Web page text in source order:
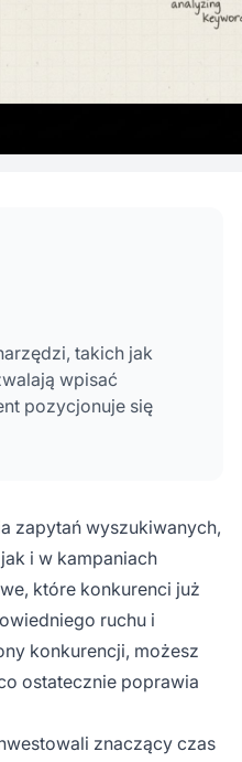
takich jak
wpisać
pozycjonuje się
zapytań wyszukiwanych,
i w kampaniach
które konkurenci już
ruchu i
konkurencji, możesz
ostatecznie poprawia
znaczący czas